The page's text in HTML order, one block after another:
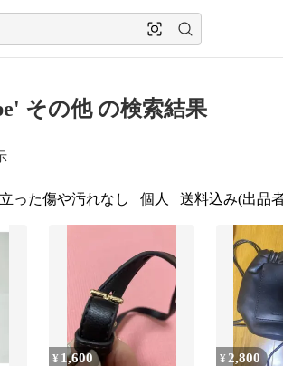
その他 の検索結果
った傷や汚れなし 個人 送料込み(出品
¥ 1,600 ¥ 2,800